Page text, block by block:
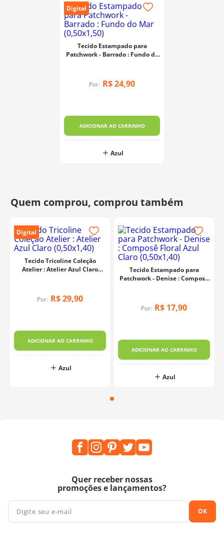
Digital
Tecido Estampado para
Patchwork - Barrado : Fundo do
Por: R$24,90
ADICIONAR AO CARRINHO
Azul
Digital
Tecido Tricoline Coleção
Atelier : Atelier Azul Claro
Por: R$29,90
ADICIONAR AO CARRINHO
Azul
Tecido Estampado para
Patchwork - Denise : Composê
Por: R$ 17,90
ADICIONAR AO CARRINHO
Azul
Quer receber nossas
promoções e lançamentos?
OK